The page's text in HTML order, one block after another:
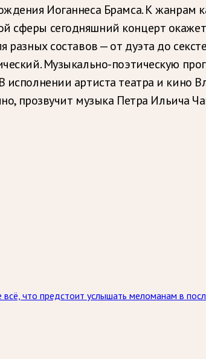
Иоганнеса Брамса. К жанрам
сферы сегодняшний концерт
составов — от дуэта до
Музыкально-поэтическую
артиста театра и кино
прозвучит музыка Петра Ильича
что предстоит услышать меломанам в